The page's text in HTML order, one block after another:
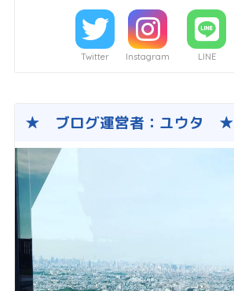
Twitter Instagram LINE
★ ブログ運営者：ユウタ ★